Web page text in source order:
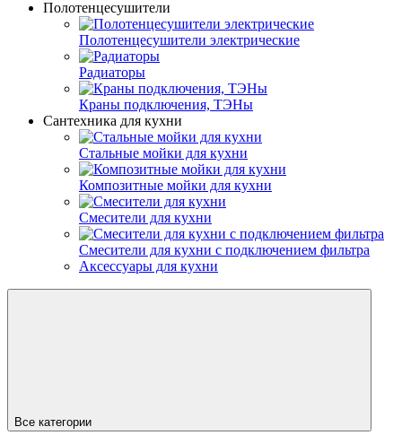
Полотенцесушители
Полотенцесушители электрические
Радиаторы
Краны подключения, ТЭНы
Сантехника для кухни
Стальные мойки для кухни
Композитные мойки для кухни
Смесители для кухни
Смесители для кухни с подключением фильтра
Аксессуары для кухни
Все категории